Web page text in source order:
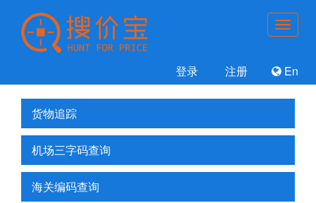
登录 注册 En
货物追踪
机场三字码查询
海关编码查询